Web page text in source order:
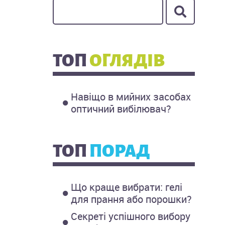
ТОПОГЛЯДІВ
Навіщо в мийних засобах
оптичний вибілювач?
ТОП ПОРАД
Що краще вибрати: гелі
для прання або порошки?
Секреті успішного вибору